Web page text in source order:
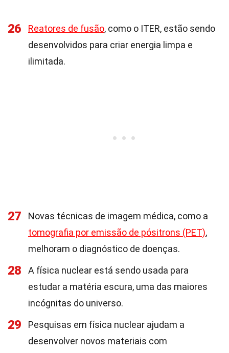
26 Reatores de fusão, como o ITER, estão sendo
desenvolvidos para criar energia limpa e
ilimitada.
27
Novas técnicas de imagem médica, como a
tomografia por emissão de pósitrons (PET),
melhoram o diagnóstico de doenças.
28
A física nuclear está sendo usada para
estudar a matéria escura, uma das maiores
incógnitas do universo.
29
Pesquisas em física nuclear ajudam a
desenvolver novos materiais com